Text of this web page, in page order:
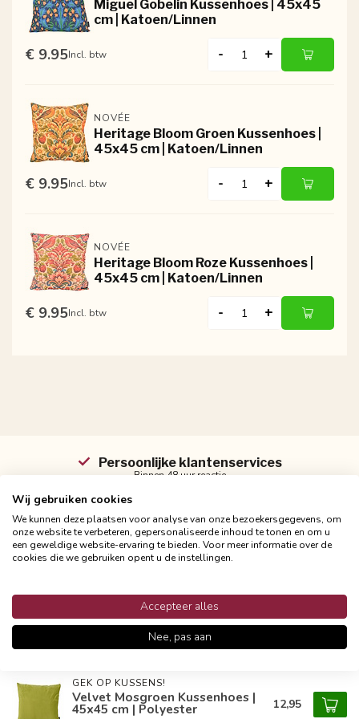
Miguel Gobelin Kussenhoes | 45x45
cm | Katoen/Linnen
€ 9.95Incl. btw - +
NOVÉE
Heritage Bloom Groen Kussenhoes |
45x45 cm | Katoen/Linnen
€ 9.95Incl. btw - +
NOVÉE
Heritage Bloom Roze Kussenhoes |
45x45 cm | Katoen/Linnen
€ 9.95Incl. btw - +
Persoonlijke klantenservices
Binnen 48 uur reactie
Productomschrijving
Reviews
Gerelateerde producten
GEK OP KUSSENS!
Velvet Mosgroen Kussenhoes |
45x45 cm | Polyester 12,95
Wij gebruiken cookies
We kunnen deze plaatsen voor analyse van onze bezoekersgegevens, om
onze website te verbeteren, gepersonaliseerde inhoud te tonen en om u
een geweldige website-ervaring te bieden. Voor meer informatie over de
cookies die we gebruiken opent u de instellingen.
Accepteer alles
Nee, pas aan